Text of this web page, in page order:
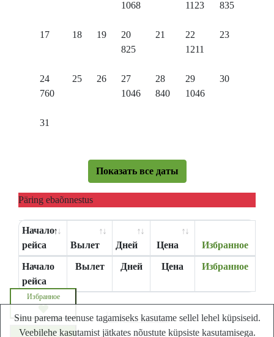
1068
1123
835
17 18 19
20
825
21
22
1211
23
24
760
25 26
27
1046
28
840
29
1046
30
31
Показать все даты
Päring ebaõnnestus
Начало
рейса
Вылет Дней Цена Избранное
Начало
рейса
Вылет Дней Цена Избранное
Запросите цену
Избранное
Карта сайта
Sinu parema teenuse tagamiseks kasutame sellel lehel küpsiseid.
Veebilehe kasutamist jätkates nõustute küpsiste kasutamisega.